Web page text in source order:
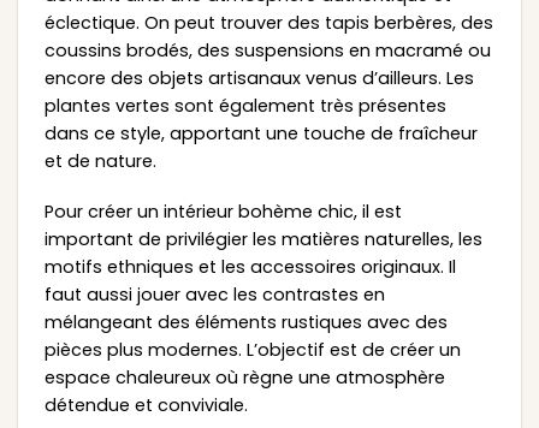
éclectique. On peut trouver des tapis berbères, des
coussins brodés, des suspensions en macramé ou
encore des objets artisanaux venus d’ailleurs. Les
plantes vertes sont également très présentes
dans ce style, apportant une touche de fraîcheur
et de nature.
Pour créer un intérieur bohème chic, il est
important de privilégier les matières naturelles, les
motifs ethniques et les accessoires originaux. Il
faut aussi jouer avec les contrastes en
mélangeant des éléments rustiques avec des
pièces plus modernes. L’objectif est de créer un
espace chaleureux où règne une atmosphère
détendue et conviviale.